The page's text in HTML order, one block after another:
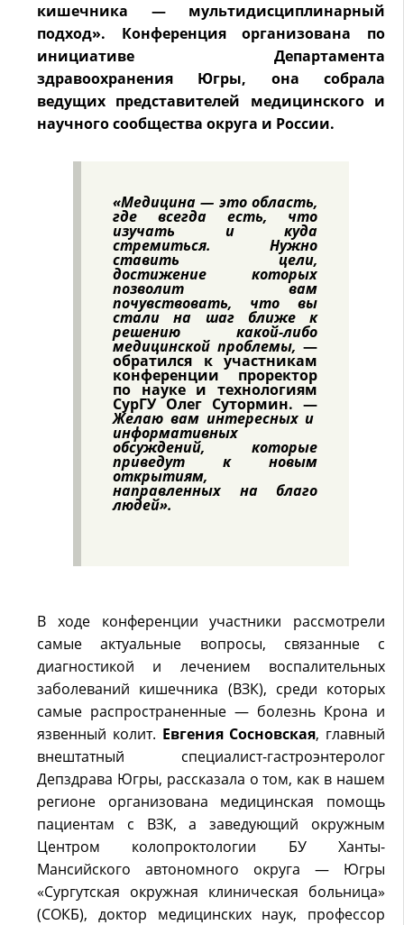
кишечника — мультидисциплинарный
подход». Конференция организована по
инициативе Департамента
здравоохранения Югры, она собрала
ведущих представителей медицинского и
научного сообщества округа и России.
«Медицина — это область,
где всегда есть, что
изучать и куда
стремиться. Нужно
ставить цели,
достижение которых
позволит вам
почувствовать, что вы
стали на шаг ближе к
решению какой-либо
медицинской проблемы, —
обратился к участникам
конференции проректор
по науке и технологиям
СурГУ Олег Сутормин. —
Желаю вам интересных и
информативных
обсуждений, которые
приведут к новым
открытиям,
направленных на благо
людей».
В ходе конференции участники рассмотрели
самые актуальные вопросы, связанные с
диагностикой и лечением воспалительных
заболеваний кишечника (ВЗК), среди которых
самые распространенные — болезнь Крона и
язвенный колит. Евгения Сосновская, главный
внештатный специалист-гастроэнтеролог
Депздрава Югры, рассказала о том, как в нашем
регионе организована медицинская помощь
пациентам с ВЗК, а заведующий окружным
Центром колопроктологии БУ Ханты-
Мансийского автономного округа — Югры
«Сургутская окружная клиническая больница»
(СОКБ), доктор медицинских наук, профессор